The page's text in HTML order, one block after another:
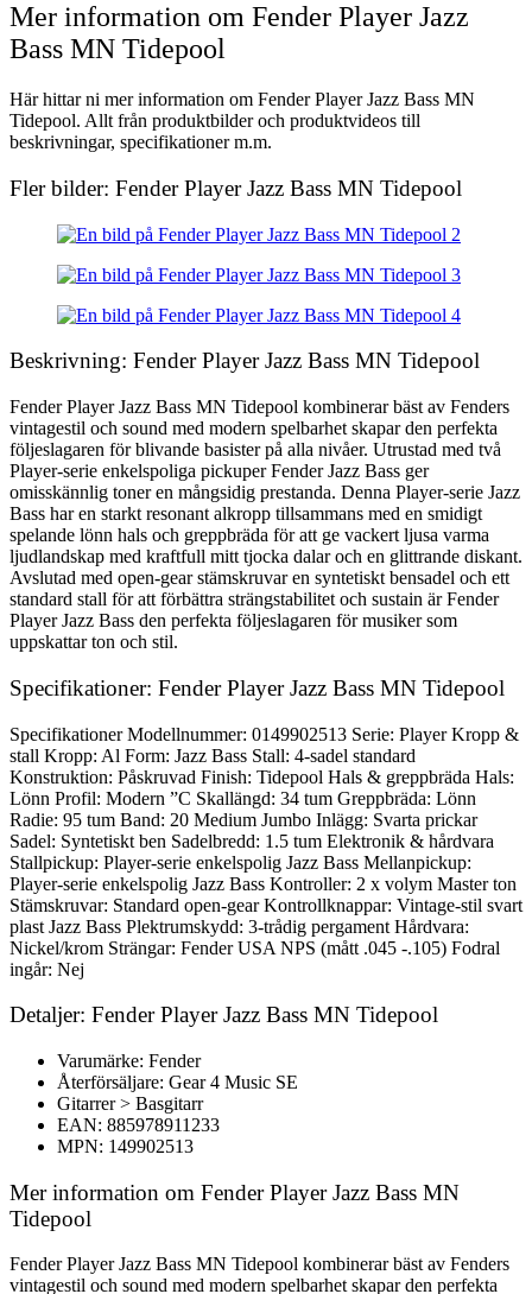
Mer information om Fender Player Jazz
Bass MN Tidepool
Här hittar ni mer information om Fender Player Jazz Bass MN
Tidepool. Allt från produktbilder och produktvideos till
beskrivningar, specifikationer m.m.
Fler bilder: Fender Player Jazz Bass MN Tidepool
Beskrivning: Fender Player Jazz Bass MN Tidepool
Fender Player Jazz Bass MN Tidepool kombinerar bäst av Fenders
vintagestil och sound med modern spelbarhet skapar den perfekta
följeslagaren för blivande basister på alla nivåer. Utrustad med två
Player-serie enkelspoliga pickuper Fender Jazz Bass ger
omisskännlig toner en mångsidig prestanda. Denna Player-serie Jazz
Bass har en starkt resonant alkropp tillsammans med en smidigt
spelande lönn hals och greppbräda för att ge vackert ljusa varma
ljudlandskap med kraftfull mitt tjocka dalar och en glittrande diskant.
Avslutad med open-gear stämskruvar en syntetiskt bensadel och ett
standard stall för att förbättra strängstabilitet och sustain är Fender
Player Jazz Bass den perfekta följeslagaren för musiker som
uppskattar ton och stil.
Specifikationer: Fender Player Jazz Bass MN Tidepool
Specifikationer Modellnummer: 0149902513 Serie: Player Kropp &
stall Kropp: Al Form: Jazz Bass Stall: 4-sadel standard
Konstruktion: Påskruvad Finish: Tidepool Hals & greppbräda Hals:
Lönn Profil: Modern ”C Skallängd: 34 tum Greppbräda: Lönn
Radie: 95 tum Band: 20 Medium Jumbo Inlägg: Svarta prickar
Sadel: Syntetiskt ben Sadelbredd: 1.5 tum Elektronik & hårdvara
Stallpickup: Player-serie enkelspolig Jazz Bass Mellanpickup:
Player-serie enkelspolig Jazz Bass Kontroller: 2 x volym Master ton
Stämskruvar: Standard open-gear Kontrollknappar: Vintage-stil svart
plast Jazz Bass Plektrumskydd: 3-trådig pergament Hårdvara:
Nickel/krom Strängar: Fender USA NPS (mått .045 -.105) Fodral
ingår: Nej
Detaljer: Fender Player Jazz Bass MN Tidepool
Varumärke: Fender
Återförsäljare: Gear 4 Music SE
Gitarrer > Basgitarr
EAN: 885978911233
MPN: 149902513
Mer information om Fender Player Jazz Bass MN
Tidepool
Fender Player Jazz Bass MN Tidepool kombinerar bäst av Fenders
vintagestil och sound med modern spelbarhet skapar den perfekta